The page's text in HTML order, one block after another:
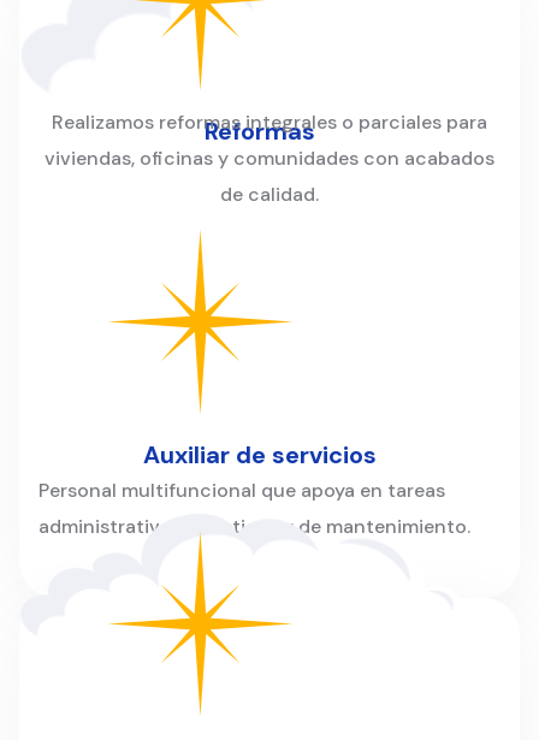
Reformas
Realizamos reformas integrales o parciales para
viviendas, oficinas y comunidades con acabados
de calidad.
Auxiliar de servicios
Personal multifuncional que apoya en tareas
administrativas, logísticas y de mantenimiento.